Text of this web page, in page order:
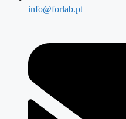
info@forlab.pt